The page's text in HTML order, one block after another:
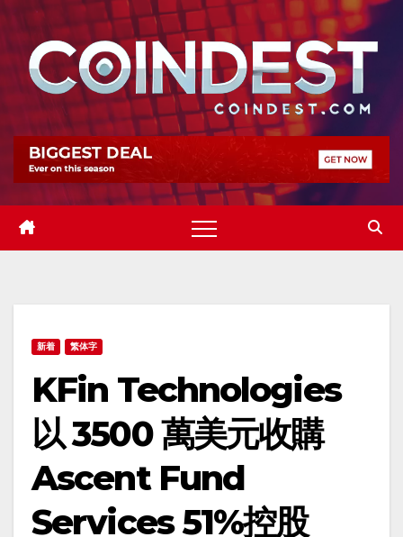
Skip
content
新着 繁体字
KFin Technologies
以 3500 萬美元收購
Ascent Fund
Services 51%控股